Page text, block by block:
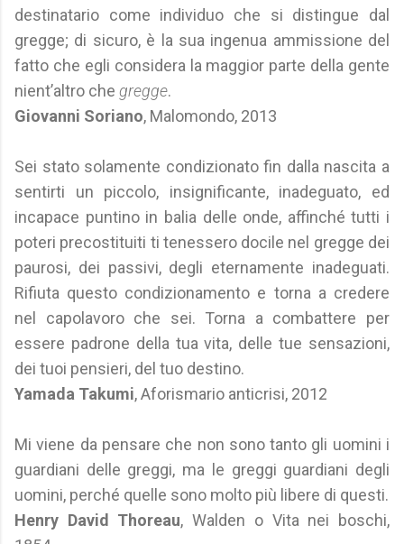
destinatario come individuo che si distingue dal
gregge; di sicuro, è la sua ingenua ammissione del
fatto che egli considera la maggior parte della gente
nient’altro che gregge.
Giovanni Soriano, Malomondo, 2013
Sei stato solamente condizionato fin dalla nascita a
sentirti un piccolo, insignificante, inadeguato, ed
incapace puntino in balia delle onde, affinché tutti i
poteri precostituiti ti tenessero docile nel gregge dei
paurosi, dei passivi, degli eternamente inadeguati.
Rifiuta questo condizionamento e torna a credere
nel capolavoro che sei. Torna a combattere per
essere padrone della tua vita, delle tue sensazioni,
dei tuoi pensieri, del tuo destino.
Yamada Takumi, Aforismario anticrisi, 2012
Mi viene da pensare che non sono tanto gli uomini i
guardiani delle greggi, ma le greggi guardiani degli
uomini, perché quelle sono molto più libere di questi.
Henry David Thoreau, Walden o Vita nei boschi,